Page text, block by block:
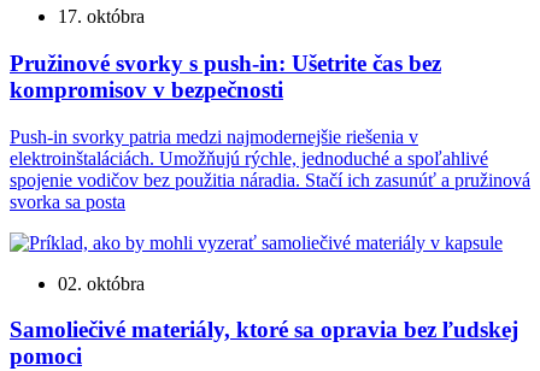
17. októbra
Pružinové svorky s push-in: Ušetrite čas bez
kompromisov v bezpečnosti
Push-in svorky patria medzi najmodernejšie riešenia v
elektroinštaláciách. Umožňujú rýchle, jednoduché a spoľahlivé
spojenie vodičov bez použitia náradia. Stačí ich zasunúť a pružinová
svorka sa posta
02. októbra
Samoliečivé materiály, ktoré sa opravia bez ľudskej
pomoci